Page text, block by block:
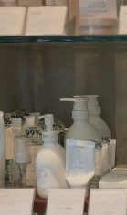
コンテンツにスキ
プする